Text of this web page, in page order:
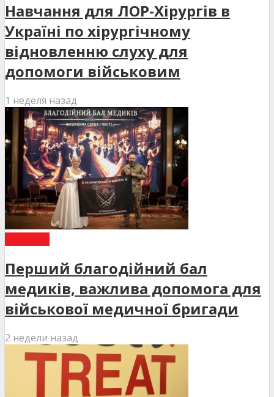
Навчання для ЛОР-Хірургів в
Україні по хірургічному
відновленню слуху для
допомоги військовим
1 неделя назад
Перший благодійний бал
медиків, важлива допомога для
військової медичної бригади
2 недели назад